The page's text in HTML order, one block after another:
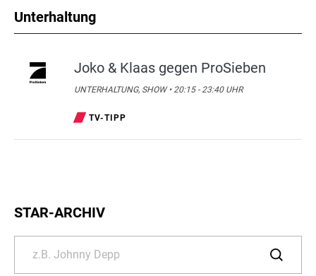
Unterhaltung
Joko & Klaas gegen ProSieben
UNTERHALTUNG, SHOW • 20:15 - 23:40 UHR
TV-TIPP
STAR-ARCHIV